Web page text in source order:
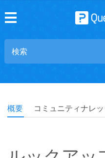
概要 コミュニティナレ